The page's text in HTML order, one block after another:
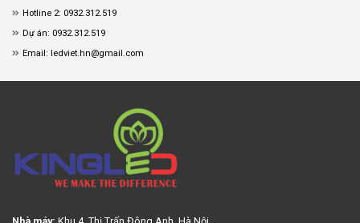
Hotline 2: 0932.312.519
Dự án: 0932.312.519
Email: ledviet.hn@gmail.com